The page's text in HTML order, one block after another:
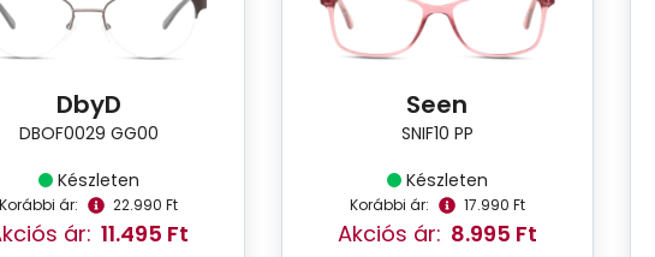
DbyD
DBOF0029 GG00
Készleten
Korábbi ár: 22.990 Ft
ár: 11.495 Ft
Seen
SNIF10 PP
Készleten
Korábbi ár: 17.990 Ft
Akciós ár: 8.995 Ft